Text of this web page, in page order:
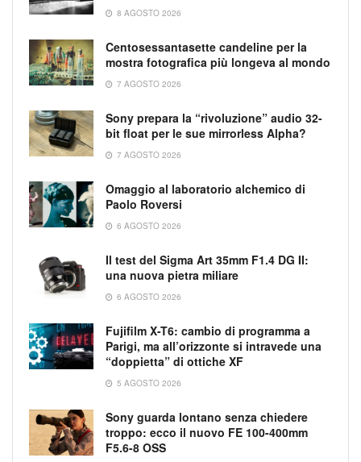
8 AGOSTO 2026
Centosessantasette candeline per la
mostra fotografica più longeva al mondo
7 AGOSTO 2026
Sony prepara la “rivoluzione” audio 32-
bit float per le sue mirrorless Alpha?
7 AGOSTO 2026
Omaggio al laboratorio alchemico di
Paolo Roversi
6 AGOSTO 2026
Il test del Sigma Art 35mm F1.4 DG II:
una nuova pietra miliare
6 AGOSTO 2026
Fujifilm X-T6: cambio di programma a
Parigi, ma all’orizzonte si intravede una
“doppietta” di ottiche XF
5 AGOSTO 2026
Sony guarda lontano senza chiedere
troppo: ecco il nuovo FE 100-400mm
F5.6-8 OSS